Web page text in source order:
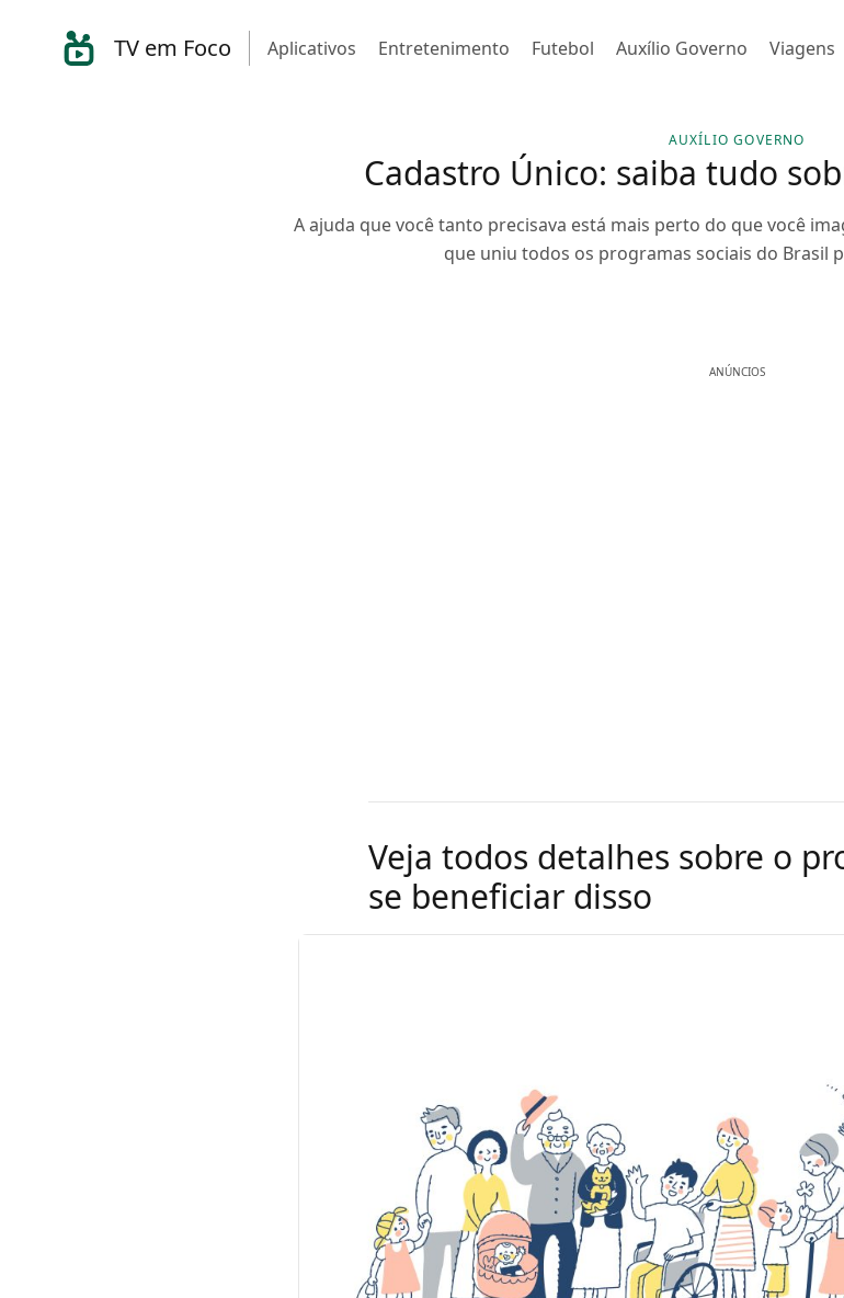
TV em Foco Aplicativos Entretenimento Futebol Auxílio Governo Viagens
AUXÍLIO GOVERNO
Cadastro Único: saiba tudo
A ajuda que você tanto precisava está mais perto do que você
que uniu todos os programas sociais do Brasil
ANÚNCIOS
Veja todos detalhes sobre o
se beneficiar disso